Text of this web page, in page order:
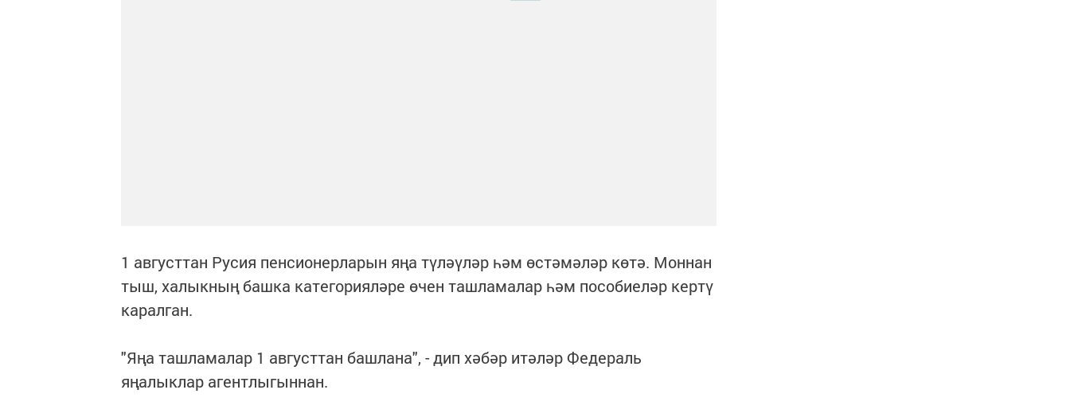
1 августтан Русия пенсионерларын яңа түләүләр һәм өстәмәләр көтә. Моннан
тыш, халыкның башка категорияләре өчен ташламалар һәм пособиеләр кертү
каралган.
"Яңа ташламалар 1 августтан башлана", - дип хәбәр итәләр Федераль
яңалыклар агентлыгыннан.